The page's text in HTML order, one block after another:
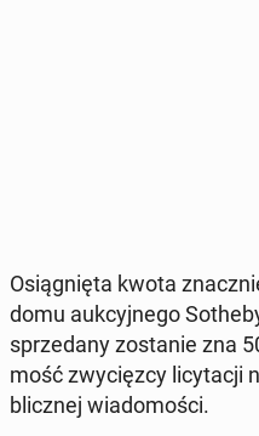
Osią­gnię­ta kwota
domu au­kcyj­ne­go
sprze­da­ny zo­sta­nie zna
mość zwy­cięz­cy li­cy­ta­cji
blicz­nej wia­do­mo­ści.